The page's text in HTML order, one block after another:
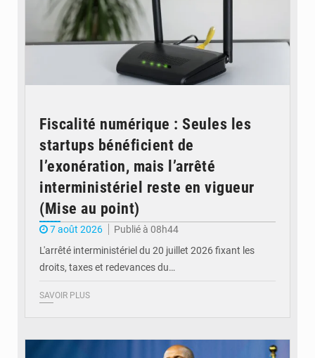
Fiscalité numérique : Seules les
startups bénéficient de
l’exonération, mais l’arrêté
interministériel reste en vigueur
(Mise au point)
7 août 2026
Publié à 08h44
L'arrêté interministériel du 20 juillet 2026 fixant les
droits, taxes et redevances du…
SAVOIR PLUS